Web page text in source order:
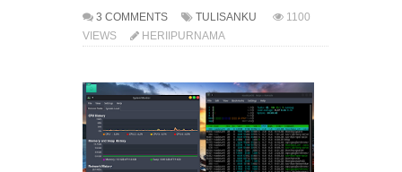
3 COMMENTS TULISANKU
1100
VIEWS
HERIIPURNAMA